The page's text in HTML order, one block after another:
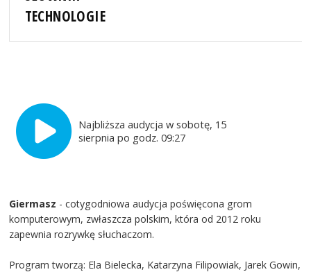
TECHNOLOGIE
Najbliższa audycja w sobotę, 15
sierpnia po godz. 09:27
Giermasz - cotygodniowa audycja poświęcona grom
komputerowym, zwłaszcza polskim, która od 2012 roku
zapewnia rozrywkę słuchaczom.
Program tworzą: Ela Bielecka, Katarzyna Filipowiak, Jarek Gowin,